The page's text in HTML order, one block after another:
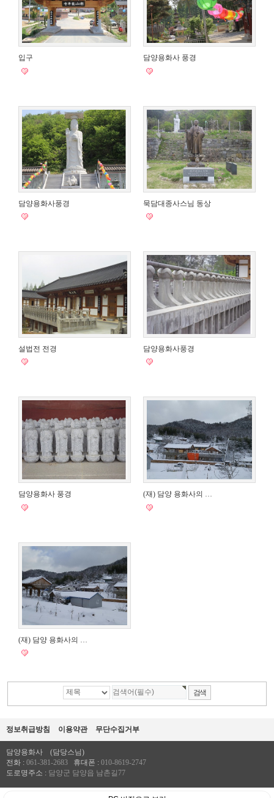
입구 담양용화사 풍경
담양용화사풍경 묵담대종사스님 동상
설법전 전경 담양용화사풍경
담양용화사 풍경 (재) 담양 용화사의 …
(재) 담양 용화사의 …
정보취급방침 이용약관 무단수집거부
담양용화사
(담당스님)
전화 : 061-381-2683 휴대폰 : 010-8619-2747
도로명주소 : 담양군 담양읍 남촌길77